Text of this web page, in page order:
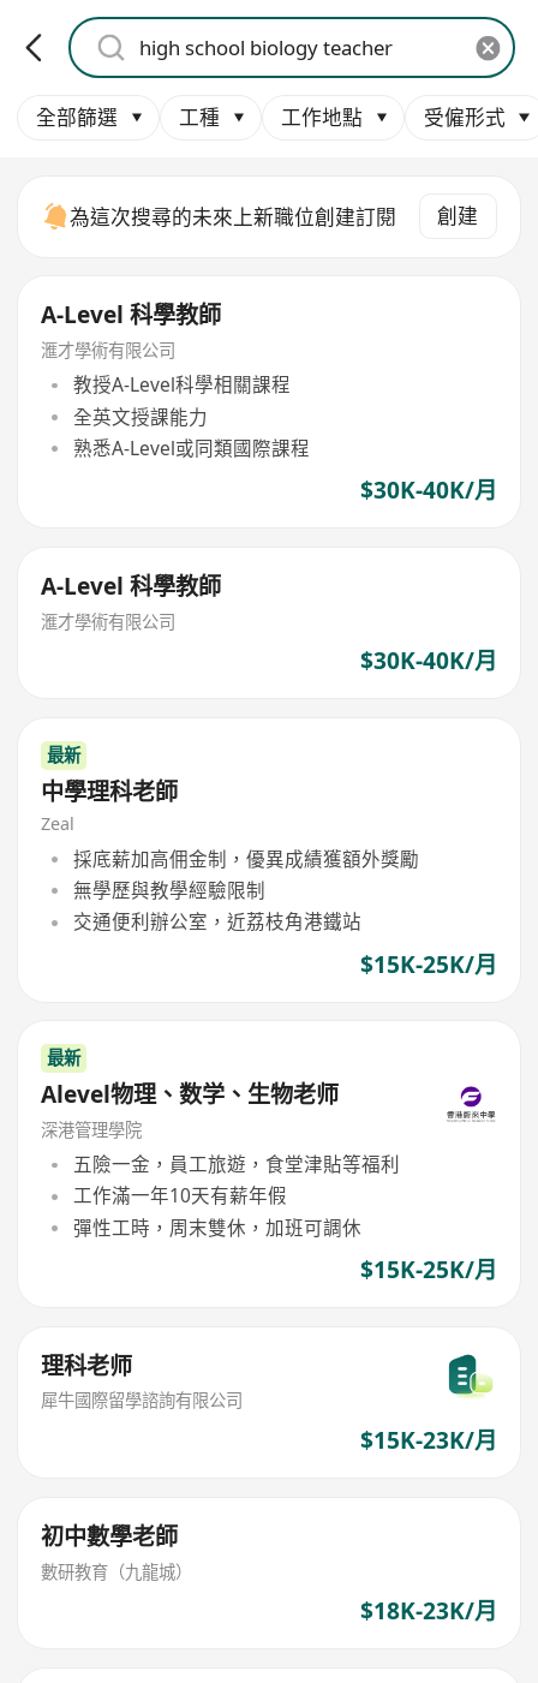
全部篩選 工種 工作地點 受僱形式
為這次搜尋的未來上新職位創建訂閱 創建
A-Level 科學教師
滙才學術有限公司
教授A-Level科學相關課程
全英文授課能力
熟悉A-Level或同類國際課程
$30K-40K/月
A-Level 科學教師
滙才學術有限公司
$30K-40K/月
最新
中學理科老師
Zeal
採底薪加高佣金制，優異成績獲額外獎勵
無學歷與教學經驗限制
交通便利辦公室，近荔枝角港鐵站
$15K-25K/月
最新
Alevel物理、数学、生物老师
深港管理學院
五險一金，員工旅遊，食堂津貼等福利
工作滿一年10天有薪年假
彈性工時，周末雙休，加班可調休
$15K-25K/月
理科老师
犀牛國際留學諮詢有限公司
$15K-23K/月
初中數學老師
數研教育（九龍城）
$18K-23K/月